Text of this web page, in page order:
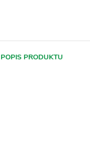
POPIS PRODUKTU